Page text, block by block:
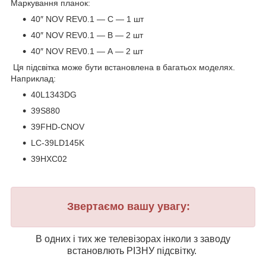
Маркування планок:
40″ NOV REV0.1 — С — 1 шт
40″ NOV REV0.1 — В — 2 шт
40″ NOV REV0.1 — А — 2 шт
Ця підсвітка може бути встановлена в багатьох моделях.
Наприклад:
40L1343DG
39S880
39FHD-CNOV
LC-39LD145K
39HXC02
Звертаємо вашу увагу:
В одних і тих же телевізорах інколи з заводу
встановлють РІЗНУ підсвітку.